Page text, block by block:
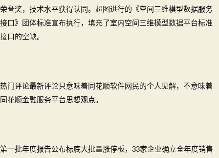
荣誉奖，技术水平获得认同。超图进行的《空间三维模型数据服务
接口》团体标准宣布执行，填充了室内空间三维模型数据平台标准
接口的空缺。
热门评论最新评论只意味着同花顺软件网民的个人见解，不意味着
同花顺金融服务平台思想观点。
第一批年度报告公布标底大批量涨停板，33家企业确立全年度销售